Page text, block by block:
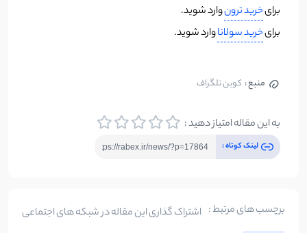
برایخرید ترونوارد شوید.
برایخرید سولاناوارد شوید.
منبع : کوین تلگراف
به این مقاله امتیاز دهید :
لینک کوتاه :
برچسب های مرتبط : اشتراک گذاری این مقاله در شبکه های اجتماعی